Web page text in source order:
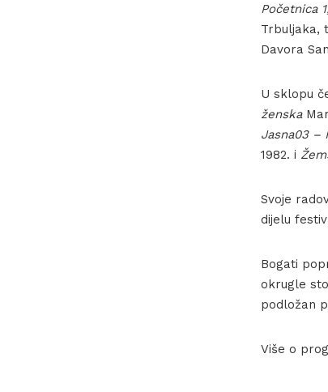
Početnica
Trbuljaka,
Davora
U sklopu
ženska
Jasna03 –
1982. i
Svoje
dijelu
Bogati
okrugle
podložan
Više o